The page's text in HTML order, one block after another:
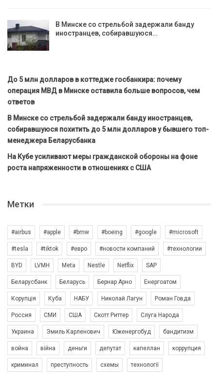
В Минске со стрельбой задержали банду
иностранцев, собиравшуюся…
До 5 млн долларов в коттедже госбанкира: почему
операция МВД в Минске оставила больше вопросов, чем
ответов
В Минске со стрельбой задержали банду иностранцев,
собиравшуюся похитить до 5 млн долларов у бывшего топ-
менеджера Беларусбанка
На Кубе усиливают меры гражданской обороны на фоне
роста напряженности в отношениях с США
Метки
#airbus #apple #bmw #boeing #google #microsoft
#tesla #tiktok #евро #новости компаний #технологии
BYD LVMH Meta Nestle Netflix SAP
Беларусбанк Беларусь Бернар Арно Енергоатом
Корупція Куба НАБУ Николай Лагун Роман Говда
Россия СМИ США Скотт Риттер Слуга Народа
Украина Эмиль Карленович Юженергобуд бандитизм
война війна деньги депутат капеллан коррупция
криминал преступность схемы технології